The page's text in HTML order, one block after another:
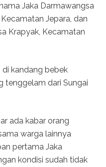
Jaka Darmawangsa
Jepara, dan
Krapyak, Kecamatan
di kandang bebek
tenggelam dari Sungai
ada kabar orang
warga lainnya
pertama Jaka
kondisi sudah tidak